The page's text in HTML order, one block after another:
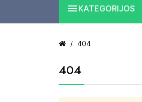
 KATEGORIJOS
404
404